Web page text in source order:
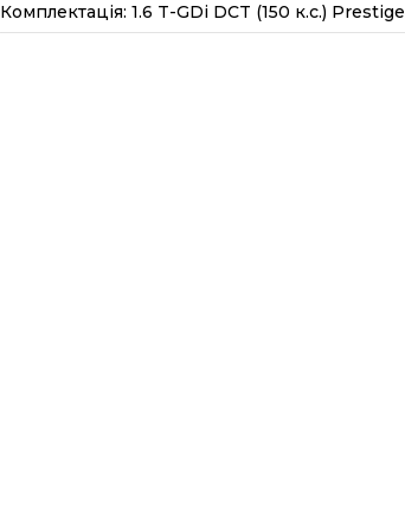
Комплектація: 1.6 T-GDi DCT (150 к.с.) Prestige